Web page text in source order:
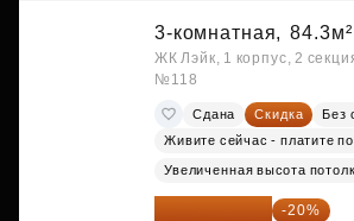
3-комнатная, 84.3м²
ЖК Лэйк, 1 корпус, 2
№118
Сдана Скидка
Без
Живите сейчас - платите
Увеличенная высота
51 483 696 ₽ -20%